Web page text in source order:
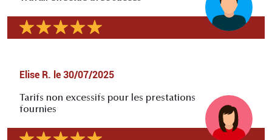
Elise R. le 30/07/2025
Tarifs non excessifs pour les prestations
fournies